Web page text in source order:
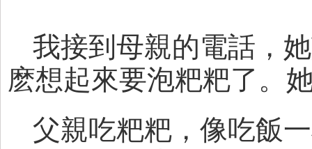
我接到母親的電話，
麽想起來要泡粑粑了。
父親吃粑粑，像吃飯